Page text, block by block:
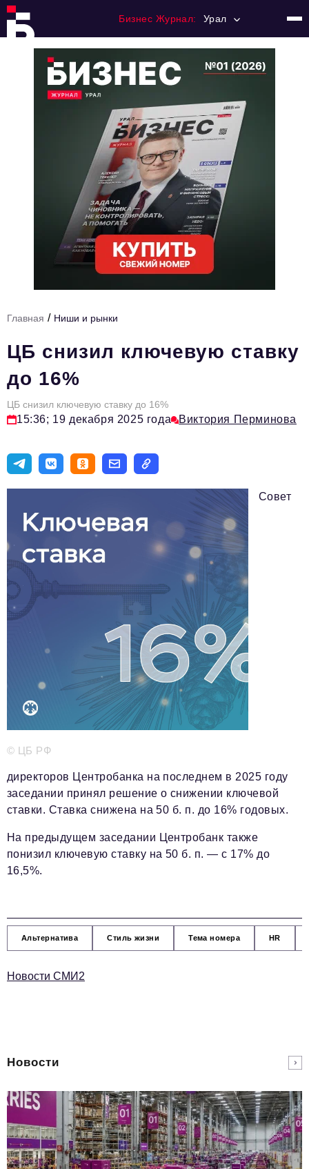
Бизнес Журнал: Урал
Тема номера
Инфраструктура развития
Технологии и тренды
Ниши и рынки
Цитаты
Новости
ИННОПРОМ
Топ-100 влиятельных людей Свердловской области
Авторские материалы
Видео
ТОП-100 влиятельных людей — 2025
Телефон редакции: +7 495 727-01-67
Электронные почты редакции:
Информационный отдел
info@business-magazine.online
Отдел рекламы
podpiska@business-magazine.online
Отдел по работе с партнерами
partner@business-magazine.online
Главная / Ниши и рынки
ЦБ снизил ключевую ставку
до 16%
ЦБ снизил ключевую ставку до 16%
15:36; 19 декабря 2025 года Виктория Перминова
© ЦБ РФ
Совет
директоров Центробанка на последнем в 2025 году
заседании принял решение о снижении ключевой
ставки. Ставка снижена на 50 б. п. до 16% годовых.
На предыдущем заседании Центробанк также
понизил ключевую ставку на 50 б. п. — с 17% до
16,5%.
Альтернатива Стиль жизни Тема номера HR
Новости СМИ2
Новости